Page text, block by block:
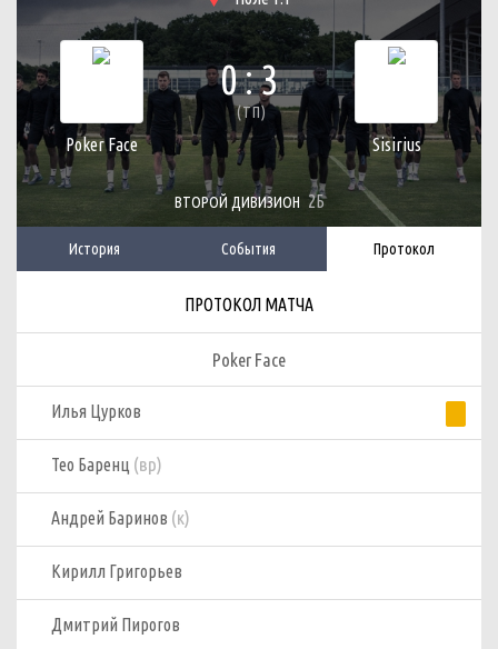
Poker Fаce
0 : 3
(ТП)
Sisirius
ВТОРОЙ ДИВИЗИОН 2Б
История События Протокол
ПРОТОКОЛ МАТЧА
Poker Fаce
Илья Цурков
Тео Баренц (вр)
Андрей Баринов (к)
Кирилл Григорьев
Дмитрий Пирогов